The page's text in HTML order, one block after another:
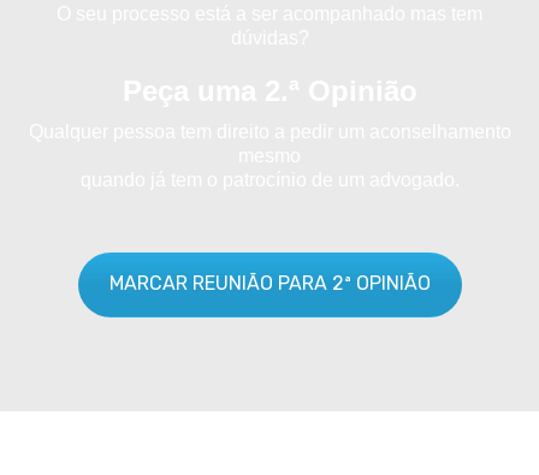
MARCAR REUNIÃO PARA 2ª OPINIÃO